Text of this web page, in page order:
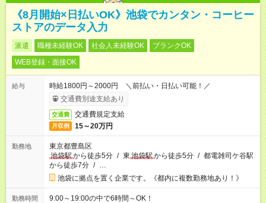
《8月開始×日払いOK》池袋でカンタン・コーヒー
ストアのデータ入力
派遣 職種未経験OK 社会人未経験OK
ブランクOK
WEB登録・面接OK
給与
時給1800円～2000円 ＼前払い・日払い可能！／
交通費別途支給あり
交通費 交通費規定支給
月収例 15～20万円
勤務地
東京都豊島区
池袋駅から徒歩5分 / 東 池袋駅から徒歩5分 / 都電雑司ケ谷駅
から徒歩7分 / …
池袋に拠点を置く企業です。《都内に複数勤務地あり！》
勤務時間 9:00～19:00の中で6時間～OK！